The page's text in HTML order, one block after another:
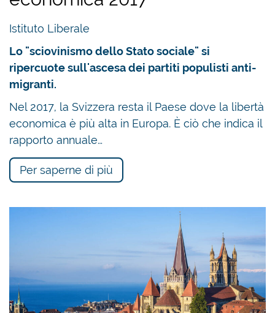
Istituto Liberale
Lo "sciovinismo dello Stato sociale" si
ripercuote sull'ascesa dei partiti populisti anti-
migranti.
Nel 2017, la Svizzera resta il Paese dove la libertà
economica è più alta in Europa. È ciò che indica il
rapporto annuale…
Per saperne di più